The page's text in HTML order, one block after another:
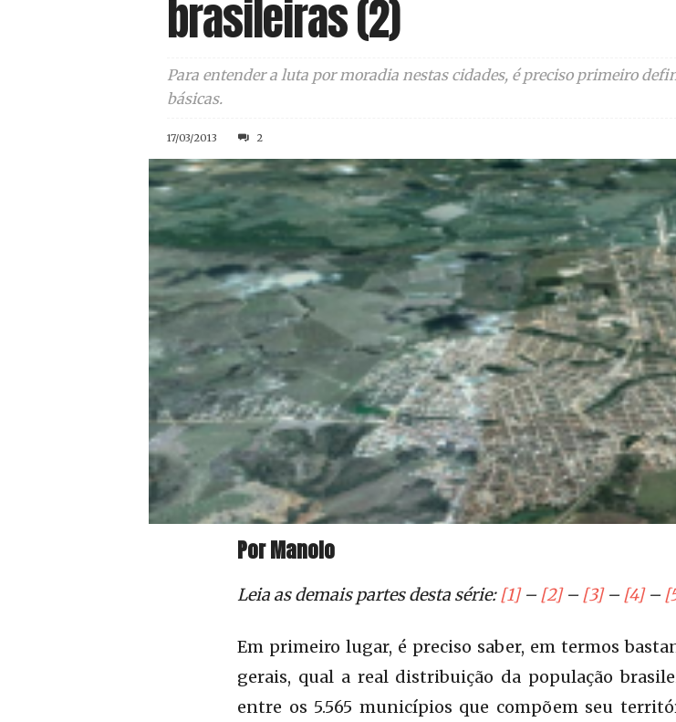
brasileiras (2)
Para entender a luta por moradia nestas cidades, é preciso primeiro
básicas.
17/03/2013 2
Por Manolo
Leia as demais partes desta série: [1]– [2]– [3]– [4]–
Em primeiro lugar, é preciso saber, em termos
gerais, qual a real distribuição da população
entre os 5.565 municípios que compõem seu